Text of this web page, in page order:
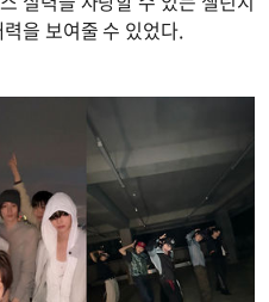
을 보여줄 수 있었다.